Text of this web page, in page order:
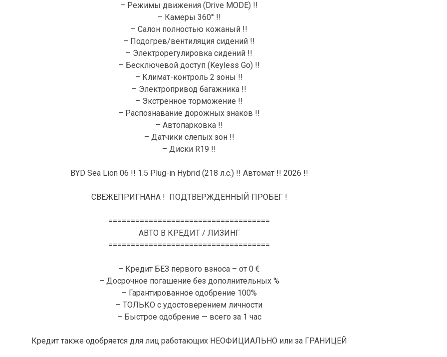
– Режимы движения (Drive MODE) !!
– Камеры 360° !!
– Салон полностью кожаный !!
– Подогрев/вентиляция сидений !!
– Электрорегулировка сидений !!
– Бесключевой доступ (Keyless Go) !!
– Климат-контроль 2 зоны !!
– Электропривод багажника !!
– Экстренное торможение !!
– Распознавание дорожных знаков !!
– Автопарковка !!
– Датчики слепых зон !!
– Диски R19 !!
BYD Sea Lion 06 !! 1.5 Plug-in Hybrid (218 л.с.) !! Автомат !! 2026 !!
СВЕЖЕПРИГНАНА ! ПОДТВЕРЖДЕННЫЙ ПРОБЕГ !
====================================
АВТО В КРЕДИТ / ЛИЗИНГ
====================================
– Кредит БЕЗ первого взноса – от 0 €
– Досрочное погашение без дополнительных %
– Гарантированное одобрение 100%
– ТОЛЬКО с удостоверением личности
– Быстрое одобрение — всего за 1 час
Кредит также одобряется для лиц работающих НЕОФИЦИАЛЬНО или за ГРАНИЦЕЙ